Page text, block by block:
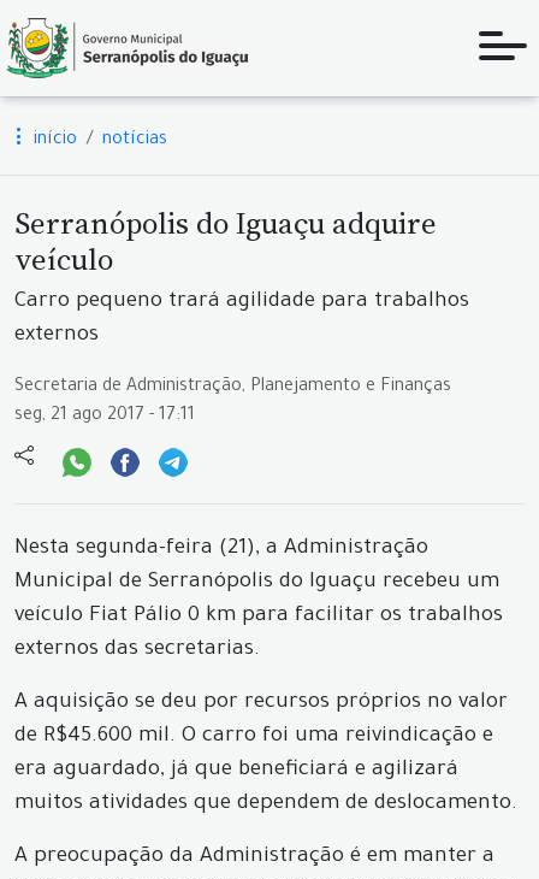
início notícias
Serranópolis do Iguaçu adquire
veículo
Carro pequeno trará agilidade para trabalhos
externos
Secretaria de Administração, Planejamento e Finanças
seg, 21 ago 2017 - 17:11
Nesta segunda-feira (21), a Administração
Municipal de Serranópolis do Iguaçu recebeu um
veículo Fiat Pálio 0 km para facilitar os trabalhos
externos das secretarias.
A aquisição se deu por recursos próprios no valor
de R$45.600 mil. O carro foi uma reivindicação e
era aguardado, já que beneficiará e agilizará
muitos atividades que dependem de deslocamento.
A preocupação da Administração é em manter a